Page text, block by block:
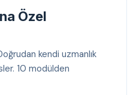
Özel
kendi uzmanlık
10 modülden